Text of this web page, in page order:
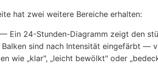
hat zwei weitere Bereiche erhalten:
— Ein 24-Stunden-Diagramm zeigt den
Balken sind nach Intensität eingefärbt
wie „klar", „leicht bewölkt" oder